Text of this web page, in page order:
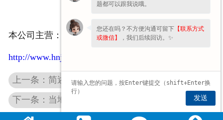
本公司主营： 螺旋秤 定量包装秤
http://www.hnjhcz.com/
上一条：简述螺旋秤的设计和选用其三
下一条：当地磅衡器传统制造业突围传统销售渠道，进军电子商务该何去何从
题都可以跟我说哦。
您还在吗？不方便沟通可留下 【联系方式
或微信】
，我们后续回访。✨
发送